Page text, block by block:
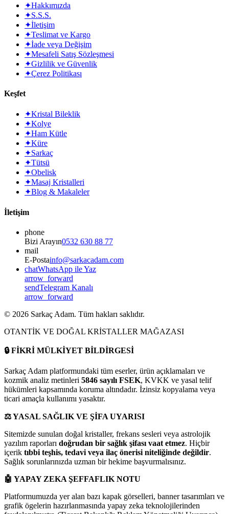
✦Hakkımızda
✦S.S.S.
✦İletişim
✦Teslimat ve Kargo
✦İade veya Değişim
✦Mesafeli Satış Sözleşmesi
✦Gizlilik ve Güvenlik
✦Çerez Politikası
Keşfet
✦Kristal Bileklik
✦Kolye
✦Ham Kütle
✦Küre
✦Sarkaç
✦Tütsü
✦Obelisk
✦Masaj Kristalleri
✦Blog & Makaleler
İletişim
phone
Bizi Arayın0532 630 88 77
mail
E-Postainfo@sarkacadam.com
chatWhatsApp ile Yaz
arrow_forward
sendTelegram Kanalı
arrow_forward
© 2026 Sarkaç Adam. Tüm hakları saklıdır.
OTANTİK VE DOĞAL KRİSTALLER MAĞAZASI
🔒FİKRİ MÜLKİYET BİLDİRGESİ
Sarkaç Adam platformundaki tüm eserler, ürün açıklamaları ve
kozmik analiz metinleri 5846 sayılı FSEK, KVKK ve yasal telif
hükümleri kapsamında koruma altındadır. İzinsiz kopyalama veya
ticari amaçla kullanımı yasaktır.
⚖️YASAL SAĞLIK VE ŞİFA UYARISI
Sitemizde sunulan doğal kristaller, frekans sesleri veya astrolojik
yazılım raporları doğrudan bir sağlık şifası vaat etmez. Hiçbir
içerik tıbbi teşhis, tedavi veya ilaç önerisi niteliğinde değildir.
Sağlık sorunlarınızda uzman bir hekime başvurmalısınız.
🤖 YAPAY ZEKA ŞEFFAFLIK NOTU
Platformumuzda yer alan bazı kapak görselleri, banner tasarımları ve
grafik ögelerin hazırlanmasında yapay zeka teknolojilerinden